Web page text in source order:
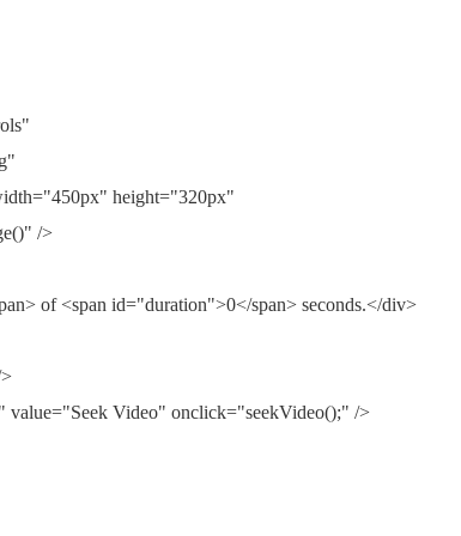
height="320px"
/>
of <span id="duration">0</span> seconds.</div>
value="Seek Video" onclick="seekVideo();" />